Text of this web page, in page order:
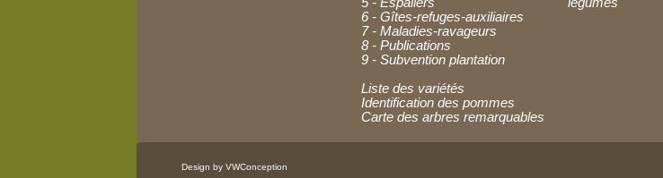
6 - Gîtes-refuges-auxiliaires
7 - Maladies-ravageurs
8 - Publications
9 - Subvention plantation
Liste des variétés
Identification des pommes
Carte des arbres remarquables
Design by VWConception